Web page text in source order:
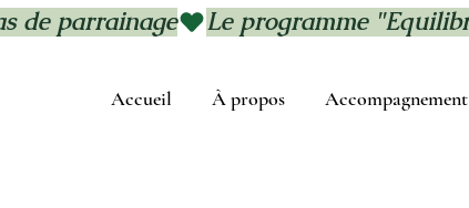
Accueil À propos Accompagnement
de parrainage